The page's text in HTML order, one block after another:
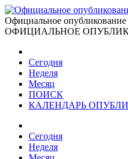
Официальное опубликование
ОФИЦИАЛЬНОЕ
Сегодня
Неделя
Месяц
ПОИСК
КАЛЕНДАРЬ
Сегодня
Неделя